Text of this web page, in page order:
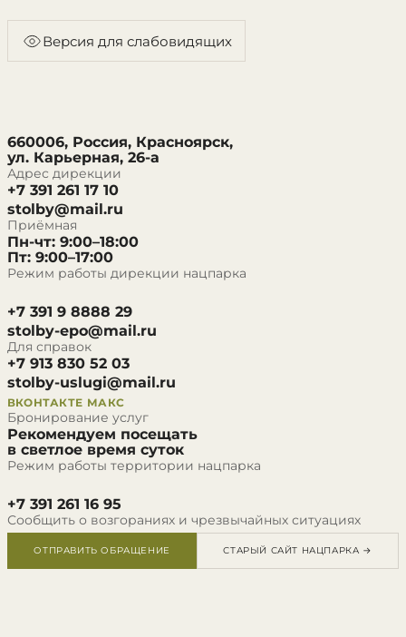
Версия для слабовидящих
660006, Россия, Красноярск,
ул. Карьерная, 26-а
Адрес дирекции
+7 391 261 17 10
stolby@mail.ru
Приёмная
Пн-чт: 9:00–18:00
Пт: 9:00–17:00
Режим работы дирекции нацпарка
+7 391 9 8888 29
stolby-epo@mail.ru
Для справок
+7 913 830 52 03
stolby-uslugi@mail.ru
ВКОНТАКТЕ МАКС
Бронирование услуг
Рекомендуем посещать
в светлое время суток
Режим работы территории нацпарка
+7 391 261 16 95
Сообщить о возгораниях и чрезвычайных ситуациях
ОТПРАВИТЬ ОБРАЩЕНИЕ СТАРЫЙ САЙТ НАЦПАРКА →